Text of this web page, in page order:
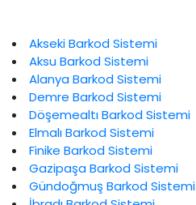
Akseki Barkod Sistemi
Aksu Barkod Sistemi
Alanya Barkod Sistemi
Demre Barkod Sistemi
Döşemealtı Barkod Sistemi
Elmalı Barkod Sistemi
Finike Barkod Sistemi
Gazipaşa Barkod Sistemi
Gündoğmuş Barkod Sistemi